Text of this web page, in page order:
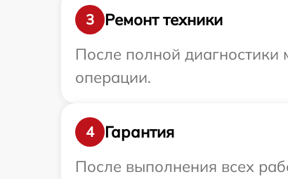
3
Ремонт техники
После полной
операции.
4
Гарантия
После выполнения всех